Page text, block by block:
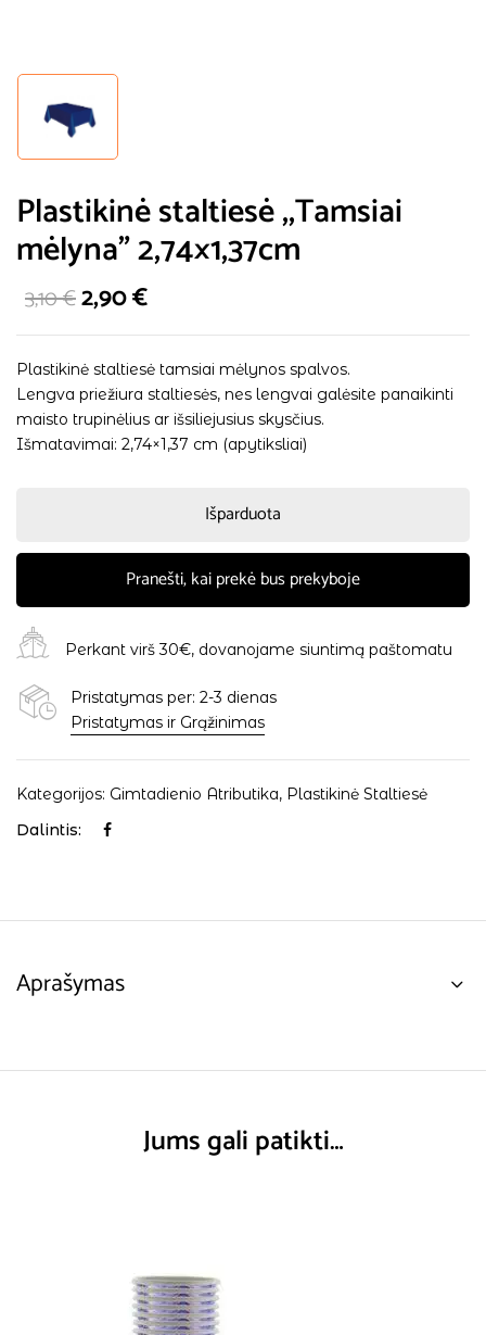
Plastikinė staltiesė ,,Tamsiai
mėlyna” 2,74×1,37cm
3,10€2,90€
Plastikinė staltiesė tamsiai mėlynos spalvos.
Lengva priežiura staltiesės, nes lengvai galėsite panaikinti
maisto trupinėlius ar išsiliejusius skysčius.
Išmatavimai: 2,74×1,37 cm (apytiksliai)
Išparduota
Pranešti, kai prekė bus prekyboje
Perkant virš 30€, dovanojame siuntimą paštomatu
Pristatymas per: 2-3 dienas
Pristatymas ir Grąžinimas
Kategorijos: Gimtadienio Atributika, Plastikinė Staltiesė
Dalintis:
Aprašymas
Jums gali patikti…